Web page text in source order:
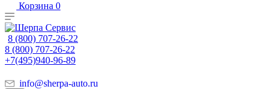
Корзина 0
8 (800) 707-26-22
8 (800) 707-26-22
+7(495)940-96-89
info@sherpa-auto.ru